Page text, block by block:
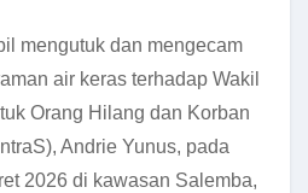
mengutuk dan mengecam
air keras terhadap Wakil
Orang Hilang dan Korban
Andrie Yunus, pada
2026 di kawasan Salemba,